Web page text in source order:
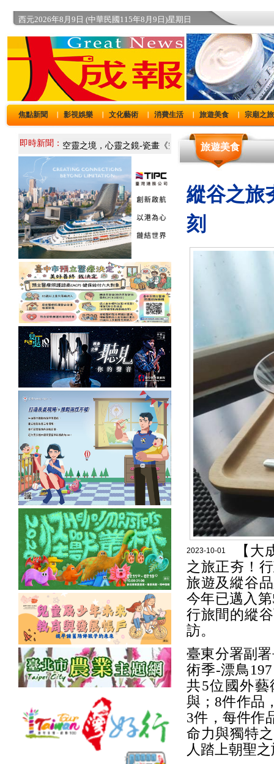
西元2026年8月9日 (中華民國115年8月9日)星期日
焦點新聞 影視娛樂 文化藝術 消費生活 旅遊美食 宗廟之旅
即時新聞： 旅遊美食
縱谷之
刻
2023-10-01
【
之旅正夯！
旅遊及縱谷
今年已邁入
行旅間的縱
訪。
臺東分署副
術季-漂鳥
共5位國外
與；8件作品
3件，每件作
命力與獨特
人踏上朝聖